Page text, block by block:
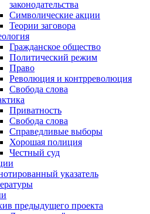
законодательства
Символические акции
Теории заговора
Гражданское общество
Политический режим
Право
Революция и контрреволюция
Свобода слова
Приватность
Свобода слова
Справедливые выборы
Хорошая полиция
Честный суд
указатель
предыдущего проекта